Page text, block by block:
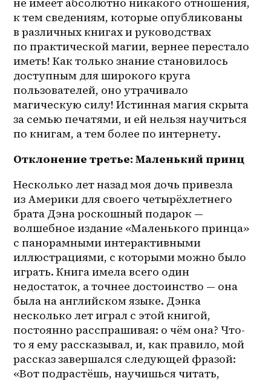
к тем сведениям, которые опубликованы
в различных книгах и руководствах
по практической магии, вернее перестало
иметь! Как только знание становилось
доступным для широкого круга
пользователей, оно утрачивало
магическую силу! Истинная магия скрыта
за семью печатями, и ей нельзя научиться
по книгам, а тем более по интернету.
Отклонение третье: Маленький принц
Несколько лет назад моя дочь привезла
из Америки для своего четырёхлетнего
брата Дэна роскошный подарок —
волшебное издание «Маленького принца»
с панорамными интерактивными
иллюстрациями, с которыми можно было
играть. Книга имела всего один
недостаток, а точнее достоинство — она
была на английском языке. Дэнка
несколько лет играл с этой книгой,
постоянно расспрашивая: о чём она? Что-
то я ему рассказывал, и, как правило, мой
рассказ завершался следующей фразой:
«Вот подрастёшь, научишься читать,